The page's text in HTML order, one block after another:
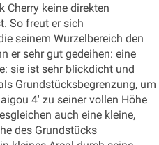
Cherry keine direkten
So freut er sich
seinem Wurzelbereich den
er sehr gut gedeihen: eine
sie ist sehr blickdicht und
Grundstücksbegrenzung, um
4' zu seiner vollen Höhe
auch eine kleine,
des Grundstücks